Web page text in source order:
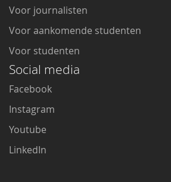
Voor journalisten
Voor aankomende studenten
Voor studenten
Social media
Facebook
Instagram
Youtube
LinkedIn